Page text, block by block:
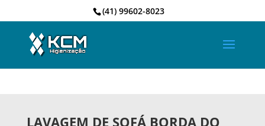
(41) 99602-8023
LAVAGEM DE SOFÁ BORDA DO